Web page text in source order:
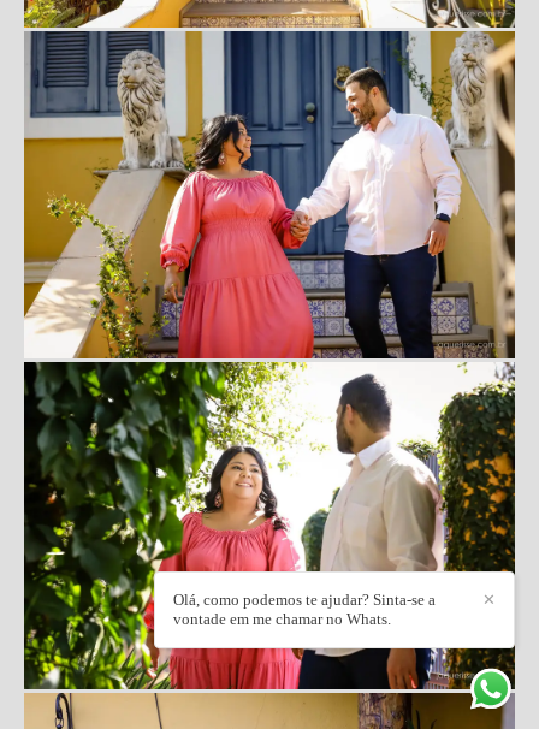
✕
Olá, como podemos te ajudar? Sinta-se a
vontade em me chamar no Whats.